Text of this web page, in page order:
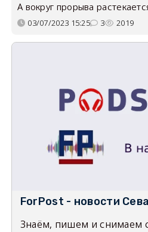
А вокруг прорыва
03/07/2023 15:25 3 2019
ForPost - новости
Знаём, пишем и снимаем